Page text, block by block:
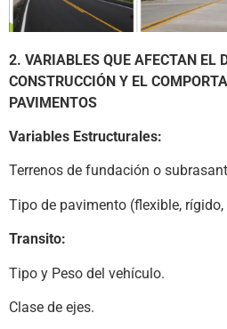
2. VARIABLES QUE AFECTAN EL
CONSTRUCCIÓN Y EL
PAVIMENTOS
Variables Estructurales:
Terrenos de fundación o
Tipo de pavimento (flexible,
Transito:
Tipo y Peso del vehículo.
Clase de ejes.